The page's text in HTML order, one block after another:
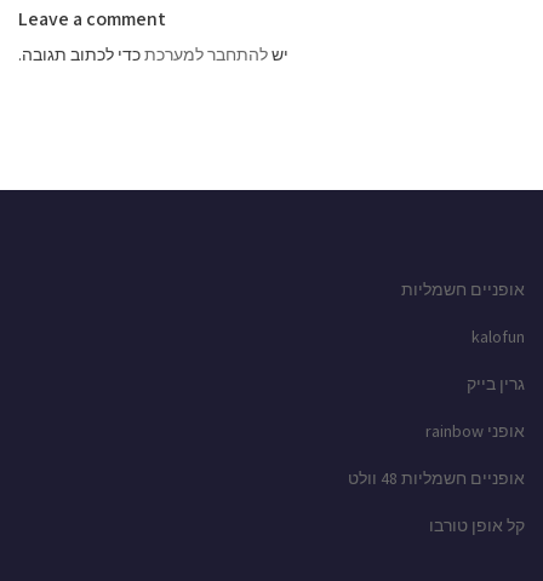
Leave a comment
ישלהתחבר למערכתכדי לכתוב תגובה.
אופניים חשמליות
kalofun
גרין בייק
אופני rainbow
אופניים חשמליות 48 וולט
קל אופן טורבו